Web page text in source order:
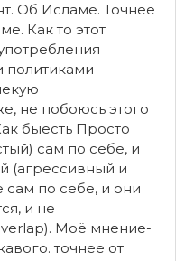
Об Исламе. Точнее
Как то этот
не побоюсь этого
быесть Просто
сам по себе, и
(агрессивный и
по себе, и они
и не
Моё мнение-
точнее от